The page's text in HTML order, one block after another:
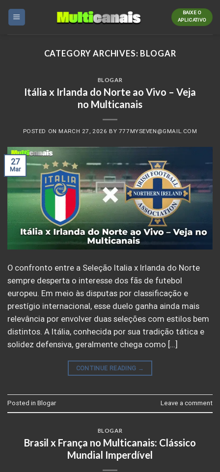
BAIXE O
APLICATIVO
CATEGORY ARCHIVES: BLOGAR
BLOGAR
Itália x Irlanda do Norte ao Vivo – Veja
no Multicanais
POSTED ON MARCH 27, 2026 BY 777MYSEVEN@GMAIL.COM
27
Mar
O confronto entre a Seleção Italia x Irlanda do Norte
sempre desperta o interesse dos fãs de futebol
europeu. Em meio às disputas por classificação e
prestígio internacional, esse duelo ganha ainda mais
relevância por envolver duas seleções com estilos bem
distintos. A Itália, conhecida por sua tradição tática e
solidez defensiva, geralmente chega como […]
CONTINUE READING →
Posted in Blogar Leave a comment
BLOGAR
Brasil x França no Multicanais: Clássico
Mundial Imperdível